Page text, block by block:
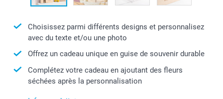
Choisissez parmi différents designs et personnalisez
avec du texte et/ou une photo
Offrez un cadeau unique en guise de souvenir durable
Complétez votre cadeau en ajoutant des fleurs
séchées après la personnalisation